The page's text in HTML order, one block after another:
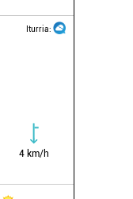
Iturria:
4 km/h